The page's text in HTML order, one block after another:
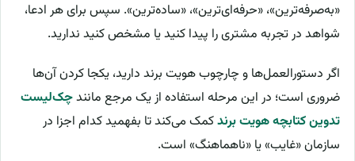
«به‌صرفه‌ترین»، «حرفه‌ای‌ترین»، «ساده‌ترین». سپس برای هر ادعا،
شواهد در تجربه مشتری را پیدا کنید یا مشخص کنید ندارید.
اگر دستورالعمل‌ها و چارچوب هویت برند دارید، یکجا کردن آن‌ها
ضروری است؛ در این مرحله استفاده از یک مرجع مانندچک‌لیست
تدوین کتابچه هویت برندکمک می‌کند تا بفهمید کدام اجزا در
سازمان «غایب» یا «ناهماهنگ» است.